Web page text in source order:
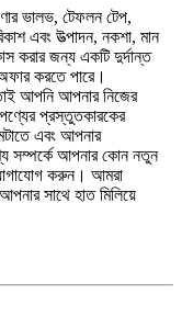
ভালভ, টেফলন টেপ,
এবং উত্পাদন, নকশা, মান
করার জন্য একটি দুর্দান্ত
করতে পারে।
আপনি আপনার নিজের
পণ্যের প্রস্তুতকারকের
এবং আপনার
সম্পর্কে আপনার কোন নতুন
করুন। আমরা
সাথে হাত মিলিয়ে